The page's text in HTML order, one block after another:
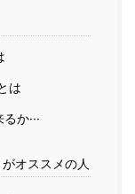
は
か···
オススメの人